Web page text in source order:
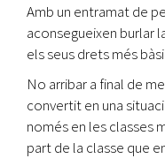
Amb un entramat de
aconsegueixen burlar
els seus drets més
No arribar a final de
convertit en una
només en les classes
part de la classe que